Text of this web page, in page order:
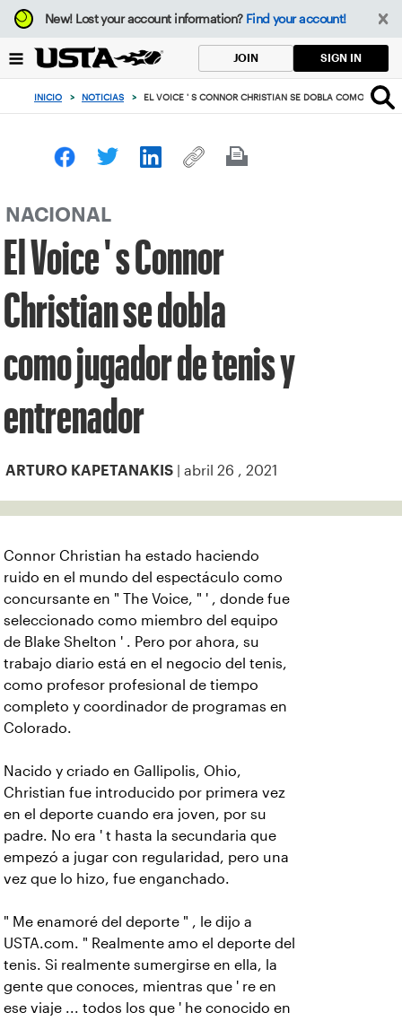
Enfoque
desde
botón
volver
principio
New!Lost your account information? Find your account!
JOIN SIGN IN
INICIO > NOTICIAS > EL VOICE ' S CONNOR CHRISTIAN SE DOBLA COMO
NACIONAL
El Voice ' s Connor
Christian se dobla
como jugador de tenis y
entrenador
ARTURO KAPETANAKIS | abril 26 , 2021
Connor Christian ha estado haciendo
ruido en el mundo del espectáculo como
concursante en " The Voice, " ' , donde fue
seleccionado como miembro del equipo
de Blake Shelton ' . Pero por ahora, su
trabajo diario está en el negocio del tenis,
como profesor profesional de tiempo
completo y coordinador de programas en
Colorado.
Nacido y criado en Gallipolis, Ohio,
Christian fue introducido por primera vez
en el deporte cuando era joven, por su
padre. No era ' t hasta la secundaria que
empezó a jugar con regularidad, pero una
vez que lo hizo, fue enganchado.
" Me enamoré del deporte " , le dijo a
USTA.com. " Realmente amo el deporte del
tenis. Si realmente sumergirse en ella, la
gente que conoces, mientras que ' re en
ese viaje ... todos los que ' he conocido en